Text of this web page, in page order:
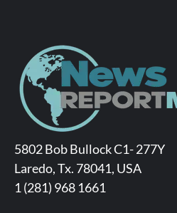
5802 Bob Bullock C1- 277Y
Laredo, Tx. 78041, USA
1 (281) 968 1661